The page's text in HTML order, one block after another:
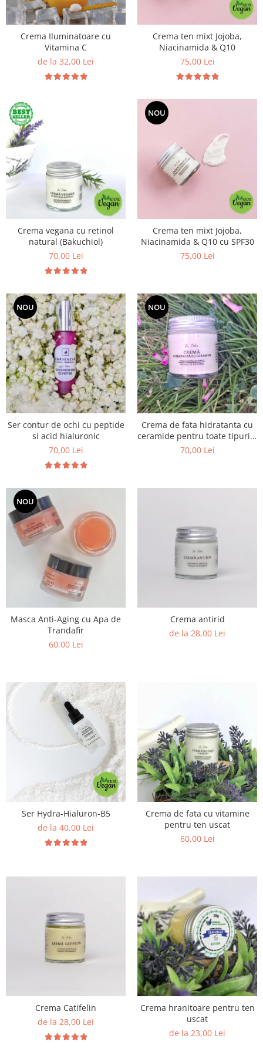
PREPARATE DERMATOLOGICE
Psoriazis
Onicomicoza
Dermatita seboreica
Caderea parului
Pitiriazis versicolor
Alte preparate dermatologice
PREPARATE GINECOLOGICE
Infectii urinare
PREPARATE PENTRU COPII
SOLUTIE DEZINFECTANTA
ALTE AFECTIUNI
Crema Iluminatoare cu
Vitamina C
de la 32,00 Lei
Crema ten mixt Jojoba,
Niacinamida & Q10
75,00 Lei
Crema vegana cu retinol
natural (Bakuchiol)
70,00 Lei
NOU
Crema ten mixt Jojoba,
Niacinamida & Q10 cu SPF30
75,00 Lei
NOU
Ser contur de ochi cu peptide
si acid hialuronic
70,00 Lei
NOU
Crema de fata hidratanta cu
ceramide pentru toate tipurile
de ten
70,00 Lei
NOU
Masca Anti-Aging cu Apa de
Trandafir
60,00 Lei
Crema antirid
de la 28,00 Lei
Ser Hydra-Hialuron-B5
de la 40,00 Lei
Crema de fata cu vitamine
pentru ten uscat
60,00 Lei
Crema Catifelin
de la 28,00 Lei
Crema hranitoare pentru ten
uscat
de la 23,00 Lei